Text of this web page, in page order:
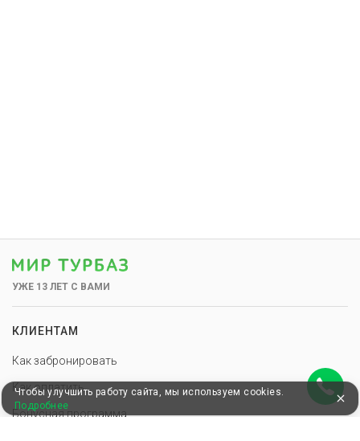
УЖЕ 13 ЛЕТ С ВАМИ
КЛИЕНТАМ
Как забронировать
Как оплатить
Бонусная программа
Чтобы улучшить работу сайта, мы используем cookies.
Подробнее